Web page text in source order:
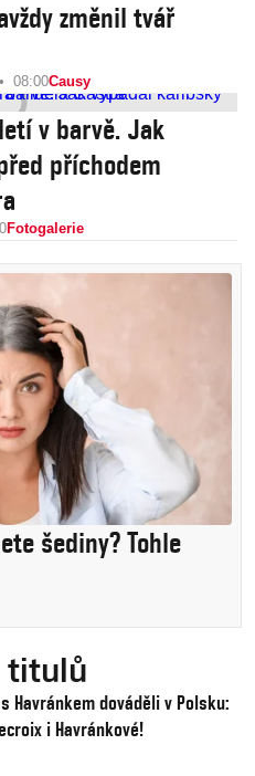
změnil tvář
08:00Causy
v barvě. Jak
příchodem
Fotogalerie
šediny? Tohle
titulů
Havránkem dováděli v Polsku:
i Havránkové!